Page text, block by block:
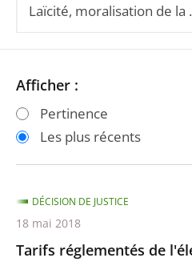
Passer
les
filtres
après
Passer
les
filtres
avant
Afficher :
Pertinence
Les plus récents
Tarifs réglementés de
DÉCISION DE JUSTICE
18 mai 2018